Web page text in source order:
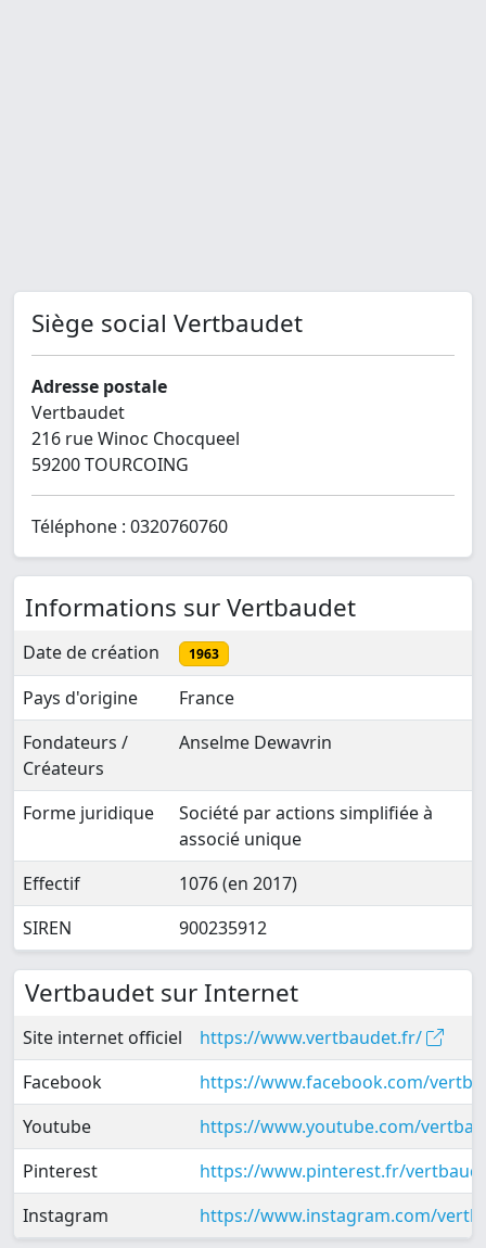
Siège social Vertbaudet
Adresse postale
Vertbaudet
216 rue Winoc Chocqueel
59200 TOURCOING
Téléphone : 0320760760
Informations sur Vertbaudet
Date de création 1963
Pays d'origine
France
Fondateurs /
Créateurs
Anselme Dewavrin
Forme juridique
Société par actions simplifiée à
associé unique
Effectif
1076 (en 2017)
SIREN
900235912
Vertbaudet sur Internet
Site internet officiel
https://www.vertbaudet.fr/
Facebook
https://www.facebook.com/
Youtube
https://www.youtube.com/
Pinterest
https://www.pinterest.fr/
Instagram
https://www.instagram.com/